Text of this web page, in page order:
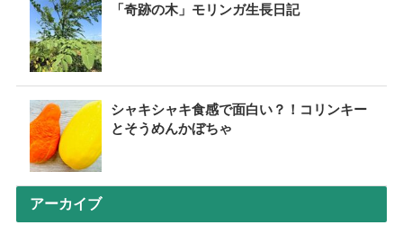
「奇跡の木」モリンガ生長日記
シャキシャキ食感で面白い？！コリンキー
とそうめんかぼちゃ
アーカイブ